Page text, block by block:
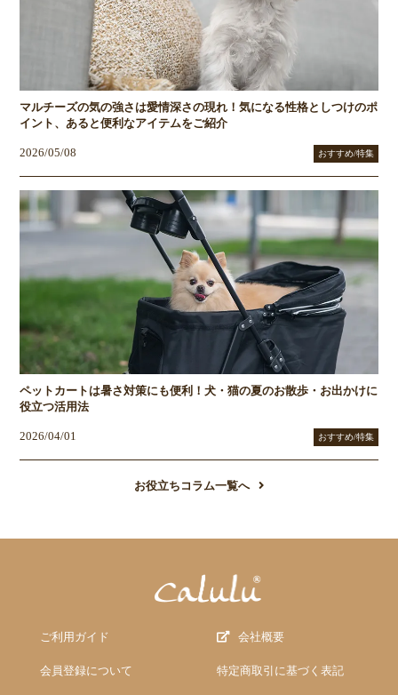
マルチーズの気の強さは愛情深さの現れ！気になる性格としつけのポ
イント、あると便利なアイテムをご紹介
2026/05/08 おすすめ/特集
ペットカートは暑さ対策にも便利！犬・猫の夏のお散歩・お出かけに
役立つ活用法
2026/04/01 おすすめ/特集
お役立ちコラム一覧へ
ご利用ガイド
会員登録について
会社概要
特定商取引に基づく表記